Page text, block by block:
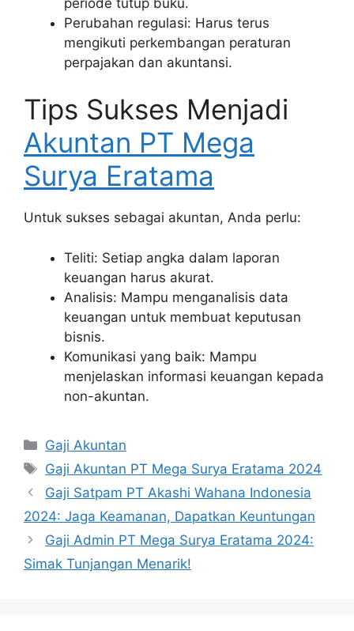
Perubahan regulasi: Harus terus
mengikuti perkembangan peraturan
perpajakan dan akuntansi.
Tips Sukses Menjadi
Akuntan PT Mega
Surya Eratama
Untuk sukses sebagai akuntan, Anda perlu:
Teliti: Setiap angka dalam laporan
keuangan harus akurat.
Analisis: Mampu menganalisis data
keuangan untuk membuat keputusan
bisnis.
Komunikasi yang baik: Mampu
menjelaskan informasi keuangan kepada
non-akuntan.
Kategori
Gaji Akuntan
Tag
Gaji Akuntan PT Mega Surya Eratama 2024
Gaji Satpam PT Akashi Wahana Indonesia
2024: Jaga Keamanan, Dapatkan Keuntungan
Gaji Admin PT Mega Surya Eratama 2024:
Simak Tunjangan Menarik!